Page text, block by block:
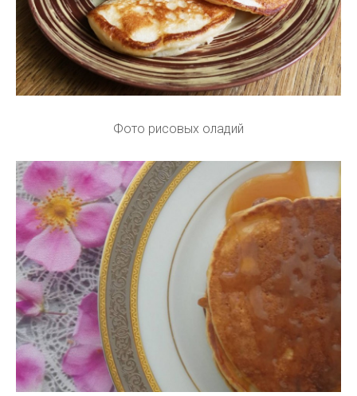
Фото рисовых оладий